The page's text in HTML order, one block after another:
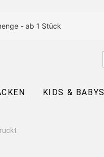
- ab 1 Stück
KIDS & BABYS